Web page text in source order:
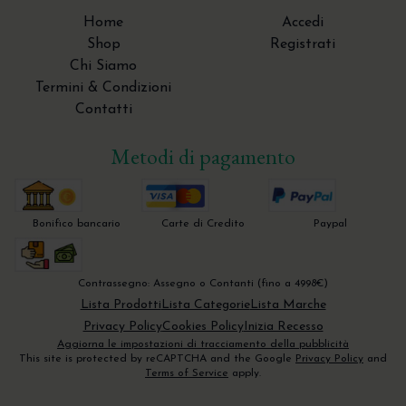
Specilli ERGOtouch Verde Menta Pastello
Hahnenkratt
Courette in Titanio
Strumenti rotanti in Titanio
Pinze Ossivore
Scollatori - Molt - Prichard
Sonde parodontali
Strumentario per l'endodonzia chirurgica
Strumenti per la Tecnica Tunnel
Trita Osso - Bone Mill - Molino per osso
Home
Shop
Chi Siamo
Termini & Condizioni
Contatti
Accedi
Registrati
Metodi di pagamento
Bonifico bancario Carte di Credito Paypal
Contrassegno: Assegno o Contanti (fino a 4998€)
Lista Prodotti Lista CategorieLista Marche
Privacy PolicyCookies PolicyInizia Recesso
Aggiorna le impostazioni di tracciamento della pubblicità
This site is protected by reCAPTCHA and the Google Privacy Policy and
Terms of Service apply.